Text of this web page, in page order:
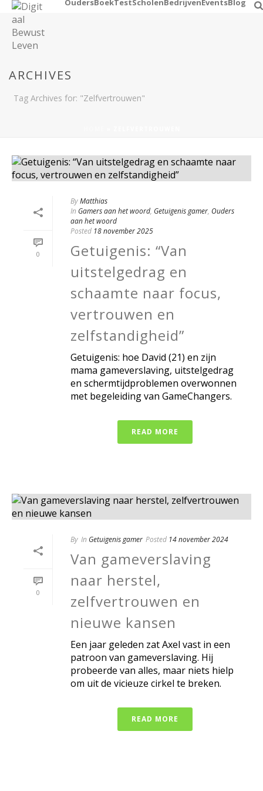
OudersBoekTestScholen Bedrijven EventsBlog
ARCHIVES
Tag Archives for: "Zelfvertrouwen"
0
ByMatthias
In Gamers aan het woord, Getuigenis gamer, Ouders
aan het woord
Posted 18 november 2025
Getuigenis: “Van
uitstelgedrag en
schaamte naar focus,
vertrouwen en
zelfstandigheid”
Getuigenis: hoe David (21) en zijn
mama gameverslaving, uitstelgedrag
en schermtijdproblemen overwonnen
met begeleiding van GameChangers.
READ MORE
0
By In Getuigenis gamer Posted 14 november 2024
Van gameverslaving
naar herstel,
zelfvertrouwen en
nieuwe kansen
Een jaar geleden zat Axel vast in een
patroon van gameverslaving. Hij
probeerde van alles, maar niets hielp
om uit de vicieuze cirkel te breken.
READ MORE